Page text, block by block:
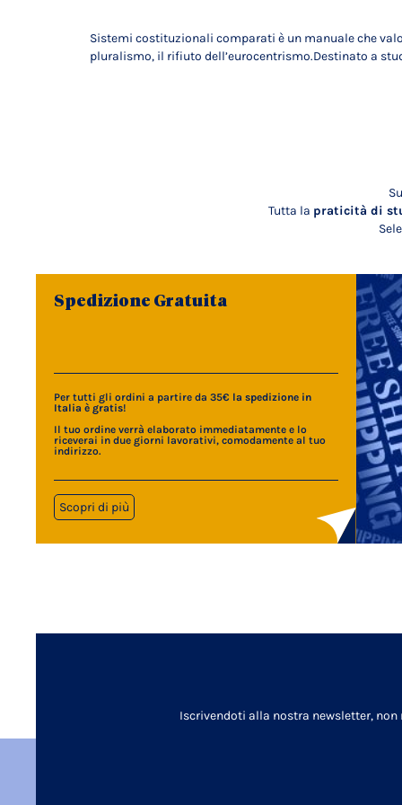
Sistemi costituzionali comparati è un manuale che
pluralismo, il rifiuto dell’eurocentrismo.Destinato a
Tutta la praticità di
Spedizione Gratuita
Per tutti gli ordini a partire da 35€ la spedizione in
Italia è gratis!
Il tuo ordine verrà elaborato immediatamente e lo
riceverai in due giorni lavorativi, comodamente al tuo
indirizzo.
Scopri di più
Iscrivendoti alla nostra newsletter,